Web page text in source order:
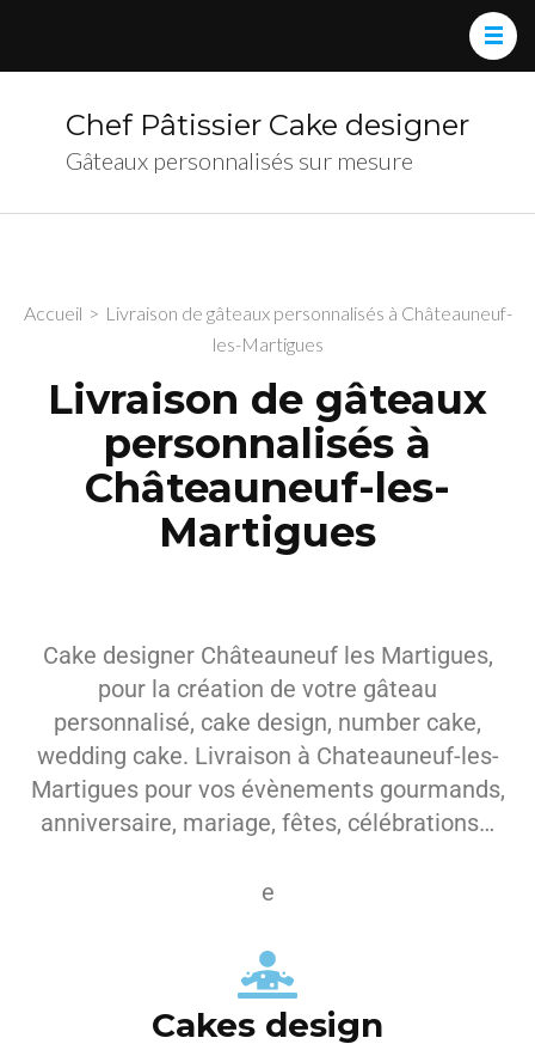
Chef Pâtissier Cake designer
Gâteaux personnalisés sur mesure
Accueil > Livraison de gâteaux personnalisés à Châteauneuf-
les-Martigues
Livraison de gâteaux
personnalisés à
Châteauneuf-les-
Martigues
Cake designer Châteauneuf les Martigues,
pour la création de votre gâteau
personnalisé, cake design, number cake,
wedding cake. Livraison à Chateauneuf-les-
Martigues pour vos évènements gourmands,
anniversaire, mariage, fêtes, célébrations…
e
Cakes design